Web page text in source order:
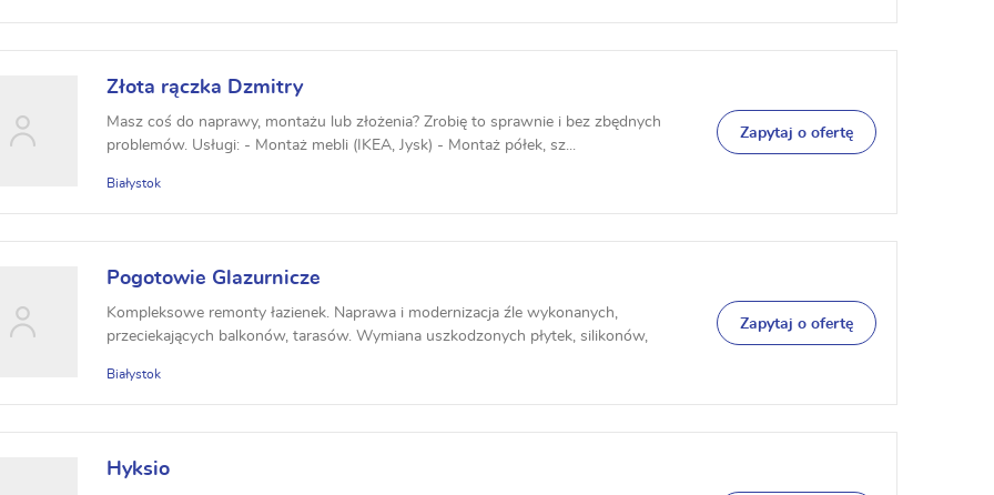
Złota rączka Dzmitry
Masz coś do naprawy, montażu lub złożenia? Zrobię to sprawnie i bez zbędnych
problemów. Usługi: - Montaż mebli (IKEA, Jysk) - Montaż półek, sz...
Białystok
Zapytaj o ofertę
Pogotowie Glazurnicze
Kompleksowe remonty łazienek. Naprawa i modernizacja źle wykonanych,
przeciekających balkonów, tarasów. Wymiana uszkodzonych płytek, silikonów,
Białystok
Zapytaj o ofertę
Hyksio